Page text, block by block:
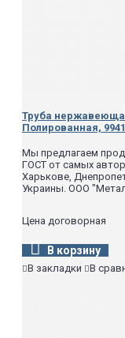
Труба
Полированная,
Мы предлагаем
ГОСТ от самых
Харькове,
Украины. ООО
Цена договорная
В корзину
В закладки В